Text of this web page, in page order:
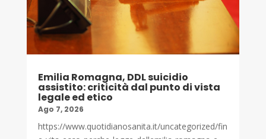
Emilia Romagna, DDL suicidio
assistito: criticità dal punto di vista
legale ed etico
Ago 7, 2026
https://www.quotidianosanita.it/uncategorized/fin